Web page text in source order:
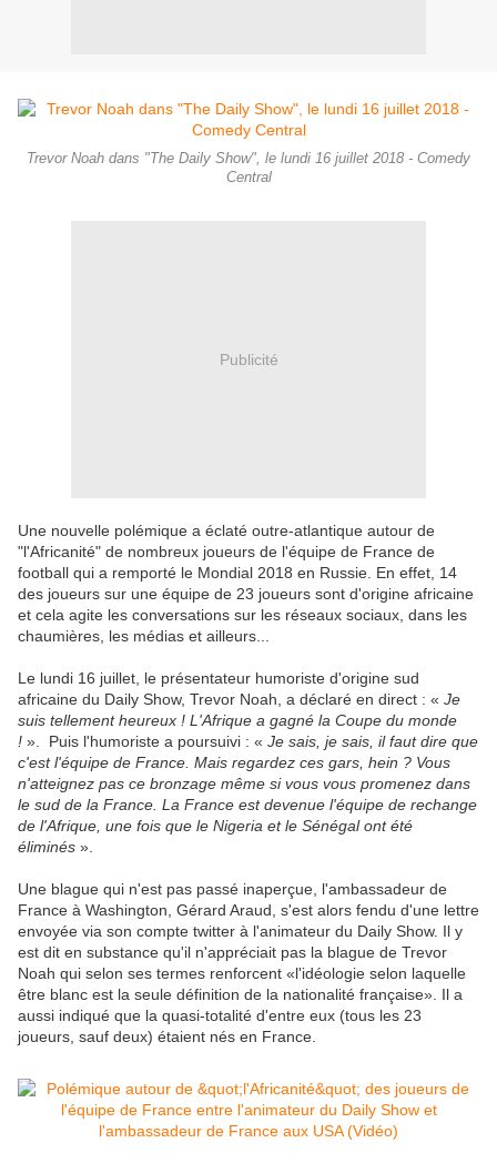
Trevor Noah dans "The Daily Show", le lundi 16 juillet 2018 - Comedy
Central
Publicité
Une nouvelle polémique a éclaté outre-atlantique autour de
"l'Africanité" de nombreux joueurs de l'équipe de France de
football qui a remporté le Mondial 2018 en Russie. En effet, 14
des joueurs sur une équipe de 23 joueurs sont d'origine africaine
et cela agite les conversations sur les réseaux sociaux, dans les
chaumières, les médias et ailleurs...
Le lundi 16 juillet, le présentateur humoriste d'origine sud
africaine du Daily Show, Trevor Noah, a déclaré en direct : « Je
suis tellement heureux ! L'Afrique a gagné la Coupe du monde
! ». Puis l'humoriste a poursuivi : « Je sais, je sais, il faut dire que
c'est l'équipe de France. Mais regardez ces gars, hein ? Vous
n'atteignez pas ce bronzage même si vous vous promenez dans
le sud de la France. La France est devenue l'équipe de rechange
de l'Afrique, une fois que le Nigeria et le Sénégal ont été
éliminés ».
Une blague qui n'est pas passé inaperçue, l'ambassadeur de
France à Washington, Gérard Araud, s'est alors fendu d'une lettre
envoyée via son compte twitter à l'animateur du Daily Show. Il y
est dit en substance qu'il n'appréciait pas la blague de Trevor
Noah qui selon ses termes renforcent «l'idéologie selon laquelle
être blanc est la seule définition de la nationalité française». Il a
aussi indiqué que la quasi-totalité d'entre eux (tous les 23
joueurs, sauf deux) étaient nés en France.